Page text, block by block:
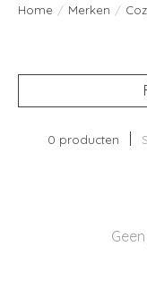
Home / Merken /
0 producten